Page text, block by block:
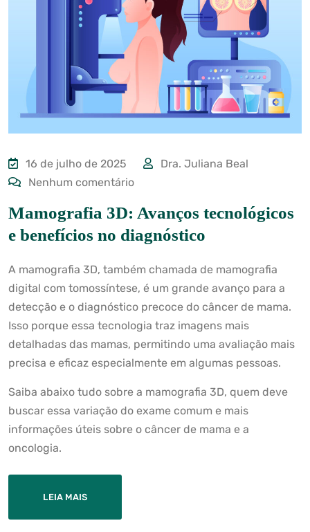
16 de julho de 2025
Dra. Juliana Beal
Nenhum comentário
Mamografia 3D: Avanços tecnológicos
e benefícios no diagnóstico
A mamografia 3D, também chamada de mamografia
digital com tomossíntese, é um grande avanço para a
detecção e o diagnóstico precoce do câncer de mama.
Isso porque essa tecnologia traz imagens mais
detalhadas das mamas, permitindo uma avaliação mais
precisa e eficaz especialmente em algumas pessoas.
Saiba abaixo tudo sobre a mamografia 3D, quem deve
buscar essa variação do exame comum e mais
informações úteis sobre o câncer de mama e a
oncologia.
LEIA MAIS